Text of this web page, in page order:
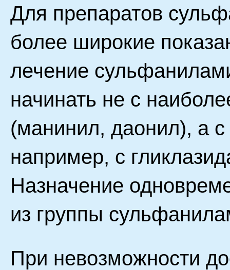
Для препаратов
более широкие
лечение
начинать не с
(манинил, даонил), а
например, с
Назначение
из группы
При невозможности